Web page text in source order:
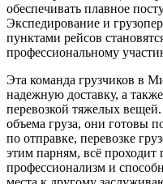
обеспечивать плавное
Экспедирование и
пунктами рейсов
профессиональному
Эта команда грузчиков в
надежную доставку, а
перевозкой тяжелых
объема груза, они готовы
по отправке, перевозке
этим парням, всё проходит
профессионализм и